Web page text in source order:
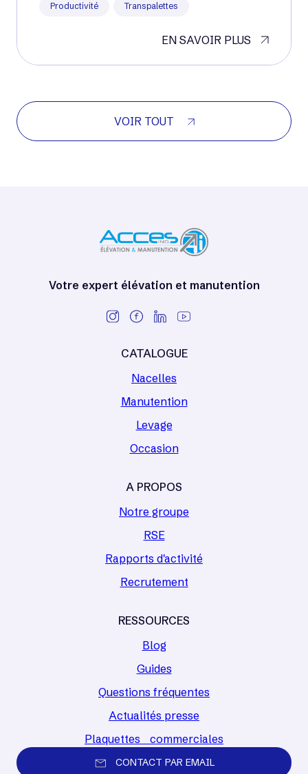
Productivité Transpalettes
EN SAVOIR PLUS
VOIR TOUT
Votre expert élévation et manutention
CATALOGUE
Nacelles
Manutention
Levage
Occasion
A PROPOS
Notre groupe
RSE
Rapports d'activité
Recrutement
RESSOURCES
Blog
Guides
Questions fréquentes
Actualités presse
Plaquettes commerciales
CONTACT PAR EMAIL